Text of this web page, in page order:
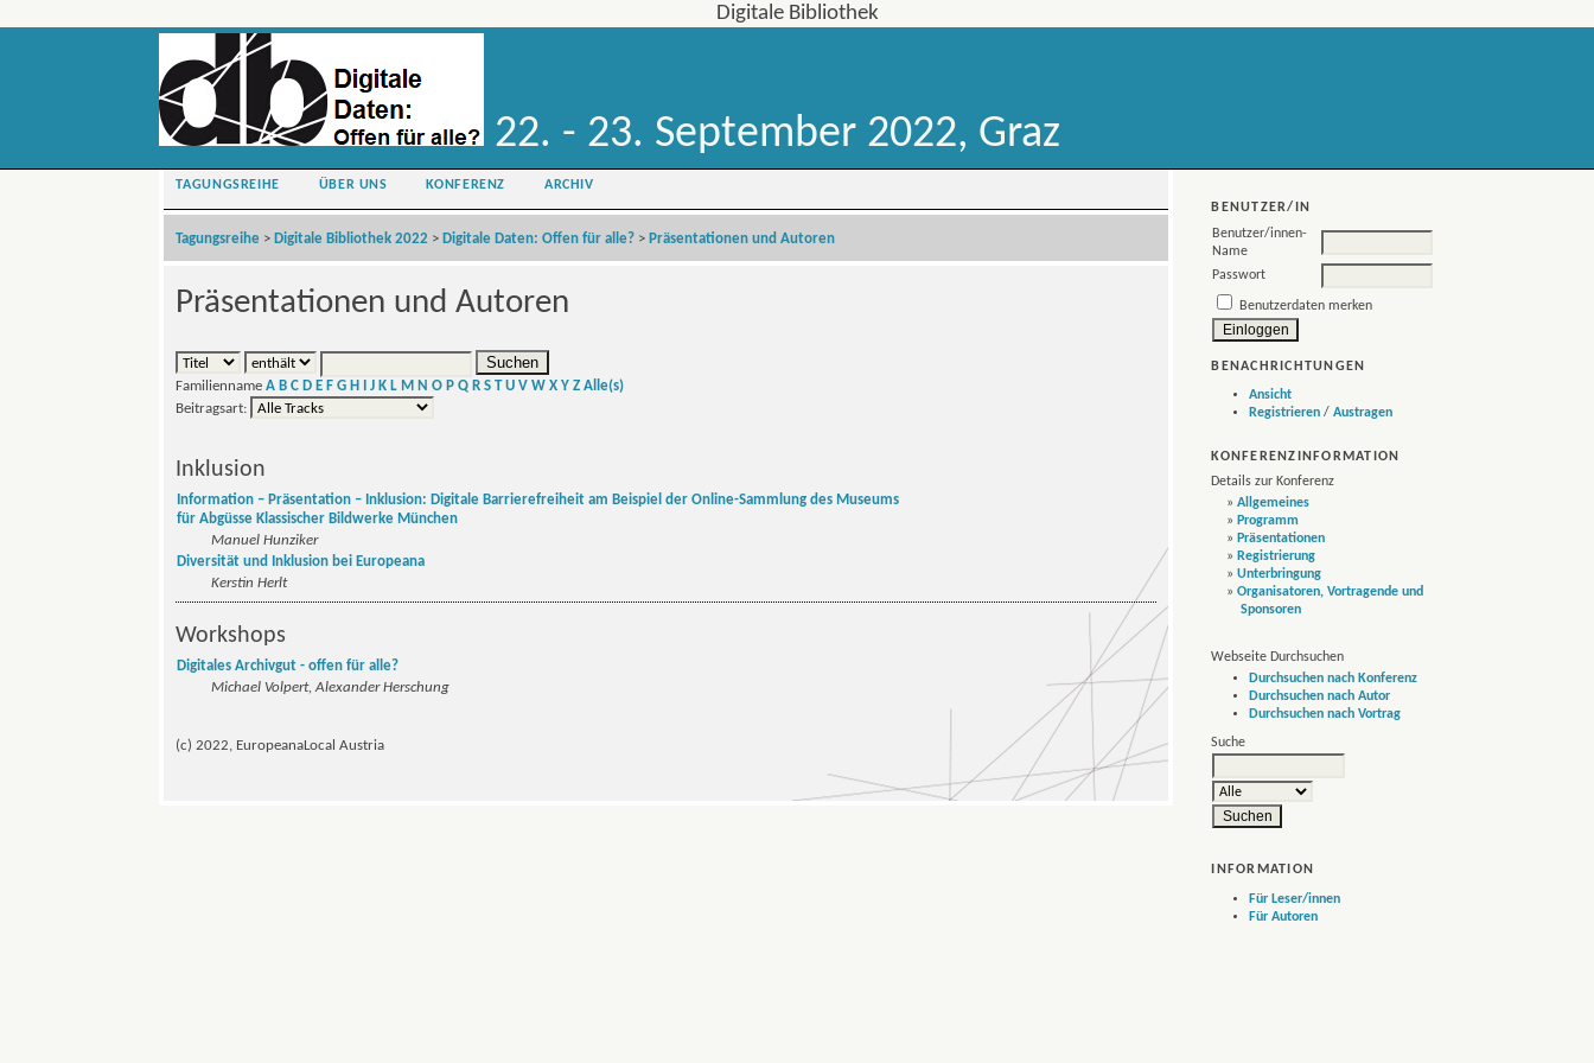
Digitale Bibliothek
22. - 23. September 2022, Graz
BENUTZER/IN
Benutzer/innen-
Name
Passwort
Benutzerdaten merken
BENACHRICHTUNGEN
Ansicht
Registrieren/ Austragen
KONFERENZINFORMATION
Details zur Konferenz
» Allgemeines
» Programm
» Präsentationen
» Registrierung
» Unterbringung
» Organisatoren, Vortragende und
Sponsoren
Webseite Durchsuchen
Durchsuchen nach Konferenz
Durchsuchen nach Autor
Durchsuchen nach Vortrag
Suche
INFORMATION
Für Leser/innen
Für Autoren
TAGUNGSREIHE ÜBER UNS KONFERENZ ARCHIV
Tagungsreihe > Digitale Bibliothek 2022 > Digitale Daten: Offen für alle? > Präsentationen und Autoren
Präsentationen und Autoren
FamiliennameA B C D E F G H J K L M N O P Q R S T U V W X Y Z Alle(s)
Beitragsart:
Inklusion
Information – Präsentation – Inklusion: Digitale Barrierefreiheit am Beispiel der Online-Sammlung des Museums
für Abgüsse Klassischer Bildwerke München
Manuel Hunziker
Diversität und Inklusion bei Europeana
Kerstin Herlt
Workshops
Digitales Archivgut - offen für alle?
Michael Volpert, Alexander Herschung
(c) 2022, EuropeanaLocal Austria